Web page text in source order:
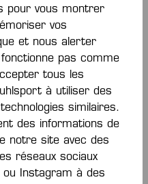
MONEY!
pour vous montrer
vos
et nous alerter
pas comme
tous les
à utiliser des
similaires.
des informations de
notre site avec des
réseaux sociaux
ou Instagram à des